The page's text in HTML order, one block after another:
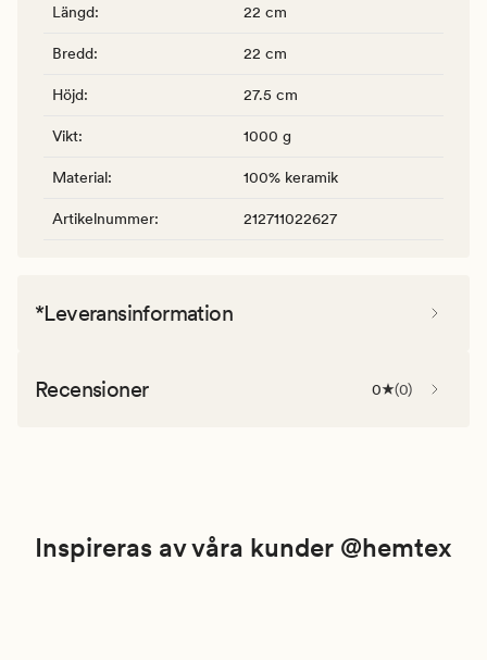
Längd: 22 cm
Bredd: 22 cm
Höjd: 27.5 cm
Vikt: 1000 g
Material: 100% keramik
Artikelnummer: 212711022627
*Leveransinformation
Recensioner 0 (0)
Inspireras av våra kunder @hemtex